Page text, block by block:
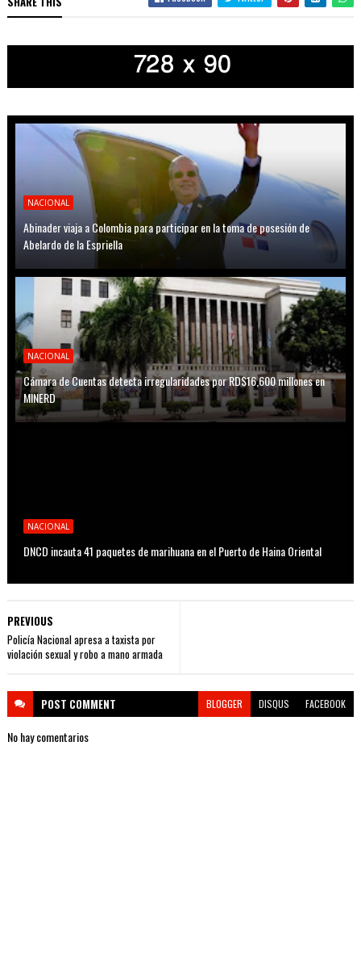
NACIONAL
Abinader viaja a Colombia para participar en la toma de posesión de
Abelardo de la Espriella
NACIONAL
Cámara de Cuentas detecta irregularidades por RD$16,600 millones en
MINERD
NACIONAL
DNCD incauta 41 paquetes de marihuana en el Puerto de Haina Oriental
PREVIOUS
Policía Nacional apresa a taxista por
violación sexual y robo a mano armada
POST COMMENT BLOGGER DISQUS FACEBOOK
No hay comentarios